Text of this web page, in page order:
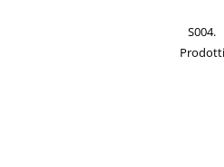
S004.
Prodotti